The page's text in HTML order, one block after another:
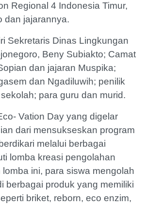
Regional 4 Indonesia Timur,
dan jajarannya.
Sekretaris Dinas Lingkungan
Beny Subiakto; Camat
dan jajaran Muspika;
dan Ngadiluwih; penilik
para guru dan murid.
Vation Day yang digelar
dari mensukseskan program
melalui berbagai
lomba kreasi pengolahan
ini, para siswa mengolah
berbagai produk yang memiliki
briket, reborn, eco enzim,